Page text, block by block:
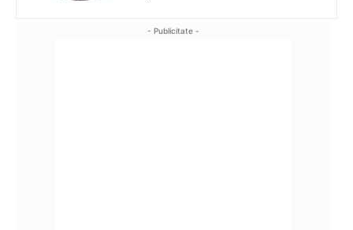
- Publicitate -